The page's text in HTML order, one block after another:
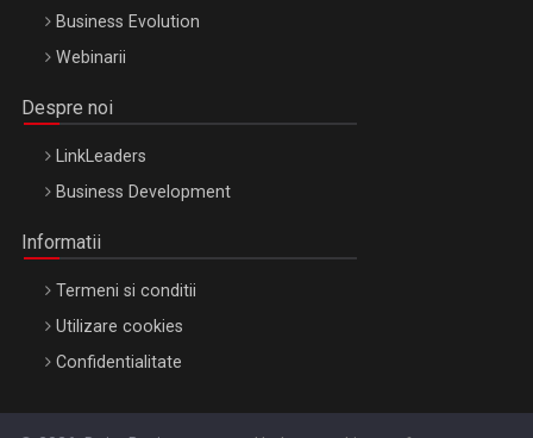
Business Evolution
Webinarii
Despre noi
LinkLeaders
Business Development
Informatii
Termeni si conditii
Utilizare cookies
Confidentialitate